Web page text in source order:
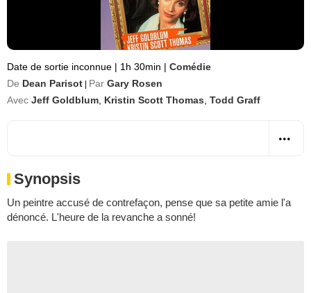
Date de sortie inconnue | 1h 30min | Comédie
De Dean Parisot Par Gary Rosen
Avec Jeff Goldblum Kristin Scott Thomas Todd Graff
Synopsis
Un peintre accusé de contrefaçon, pense que sa petite amie l'a
dénoncé. L'heure de la revanche a sonné!